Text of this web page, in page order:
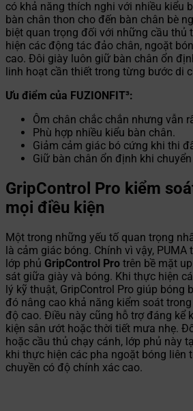
có khả năng thích nghi với nhiều kiểu
bàn chân thon cho đến bàn chân bè
biệt quan trọng đối với những cầu thủ
hiện các động tác đảo chân, ngoặt
cao. Đôi giày luôn giữ bàn chân ổn
linh hoạt cần thiết trong từng bước di
Ưu điểm của FUZIONFIT³:
Ôm chân chắc chắn nhưng vẫn
Phù hợp nhiều kiểu bàn chân.
Giảm cảm giác bó cứng khi thi
Giữ bàn chân ổn định khi
GripControl Pro kiểm
mọi điều kiện
Một trong những yếu tố quan trọng
là cảm giác bóng. Chính vì vậy, PUMA
lớp phủ GripControl Pro trên bề mặt
sát giữa giày và bóng. Khi thực hiện
lý kỹ thuật, GripControl Pro giúp bóng
đó nâng cao khả năng kiểm soát
độ cao. Điều này cũng hỗ trợ đáng kể
kiện sân ướt hoặc thời tiết mưa nhẹ.
hoặc cầu thủ chạy cánh, lớp phủ này
khi thực hiện các pha ngoặt bóng liên
chuyền có độ chính xác cao.